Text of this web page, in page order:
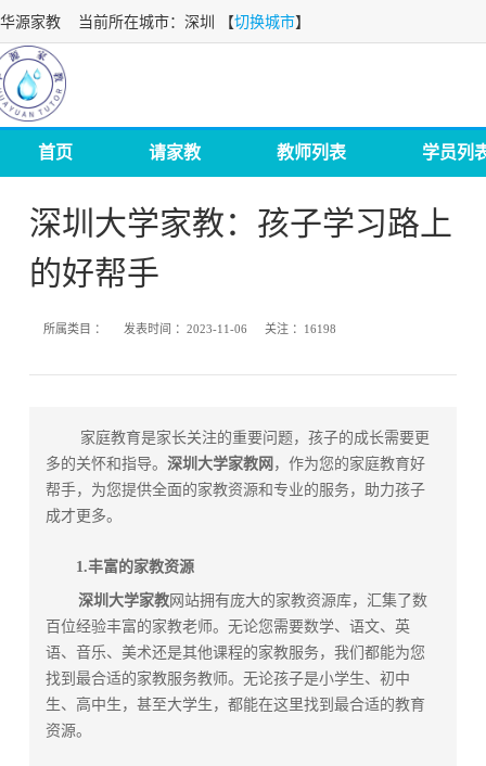
华源家教 当前所在城市：深圳 【切换城市】
首页 请家教 教师列表 学员列
深圳大学家教：孩子学习路上
的好帮手
所属类目 ： 发表时间 ：2023-11-06 关注 ： 16198
家庭教育是家长关注的重要问题，孩子的成长需要更
多的关怀和指导。深圳大学家教 网 ，作为您的家庭教育好
帮手，为您提供全面的家教资源和专业的服务，助力孩子
成才更多。
1.丰富的家教资源
深圳大学家教网站拥有庞大的家教资源库，汇集了数
百位经验丰富的家教老师。无论您需要数学、语文、英
语、音乐、美术还是其他课程的家教服务，我们都能为您
找到最合适的家教服务教师。无论孩子是小学生、初中
生、高中生，甚至大学生，都能在这里找到最合适的教育
资源。